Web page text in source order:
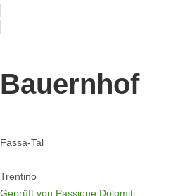
Bauernhof
Fassa-Tal
Trentino
Geprüft von Passione Dolomiti